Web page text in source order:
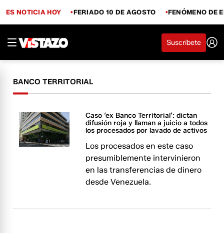
ES NOTICIA HOY FERIADO 10 DE AGOSTO FENÓMENO DE
Suscríbete
BANCO TERRITORIAL
Caso ‘ex Banco Territorial’: dictan
difusión roja y llaman a juicio a todos
los procesados por lavado de activos
Los procesados en este caso
presumiblemente intervinieron
en las transferencias de dinero
desde Venezuela.